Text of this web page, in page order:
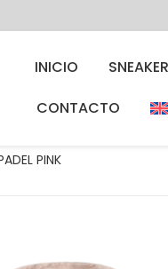
INICIO
CONTACTO
PINK